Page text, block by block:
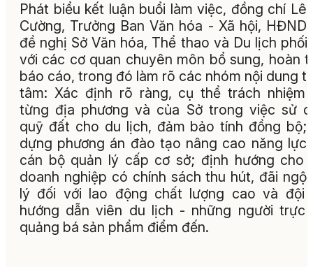
Phát biểu kết luận buổi làm việc, đồng chí Lê
Cường, Trưởng Ban Văn hóa - Xã hội, HĐND
đề nghị Sở Văn hóa, Thể thao và Du lịch phối
với các cơ quan chuyên môn bổ sung, hoàn
báo cáo, trong đó làm rõ các nhóm nội dung
tâm: Xác định rõ ràng, cụ thể trách nhiệm
từng địa phương và của Sở trong việc sử
quỹ đất cho du lịch, đảm bảo tính đồng bộ;
dựng phương án đào tạo nâng cao năng lực
cán bộ quản lý cấp cơ sở; định hướng cho
doanh nghiệp có chính sách thu hút, đãi ngộ
lý đối với lao động chất lượng cao và đội
hướng dẫn viên du lịch - những người trực
quảng bá sản phẩm điểm đến.